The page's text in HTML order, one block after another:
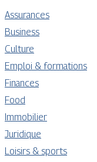
Assurances
Business
Culture
Emploi & formations
Finances
Food
Immobilier
Juridique
Loisirs & sports